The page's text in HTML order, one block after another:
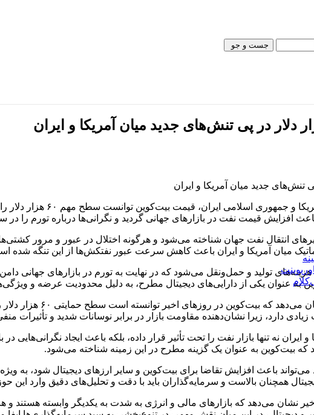
جست و جو
افزایش قیمت نفت در بازارهای جهانی گردید و نگرانی‌ها درباره تورم را در
انتقال نفت جهان شناخته می‌شود و هرگونه اختلال در عبور و مرور کشتی‌ها
میان آمریکا و ایران باعث کاهش سرعت عبور نفتکش‌ها از این تنگه
تولید و حمل‌ونقل می‌شود که در نهایت به تورم در بازارهای جهانی
به عنوان یکی از دارایی‌های دیجیتال مطرح، به دلیل محدودیت عرضه و
دارد، زیرا نشان‌دهنده مقاومت بازار در برابر نوسانات شدید و تأثیرات
ایران نه تنها بازار نفت را تحت تأثیر قرار داده، بلکه باعث ایجاد
بیت‌کوین به عنوان یک گزینه مطرح در این زمینه شناخته می‌شود.
می‌تواند باعث افزایش تقاضا برای بیت‌کوین و سایر ارزهای دیجیتال شود، به
همچنان بالاست و سرمایه‌گذاران باید با دقت و تحلیل‌های دقیق وارد این
نشان می‌دهد که بازارهای مالی و انرژی به شدت به یکدیگر وابسته هستند